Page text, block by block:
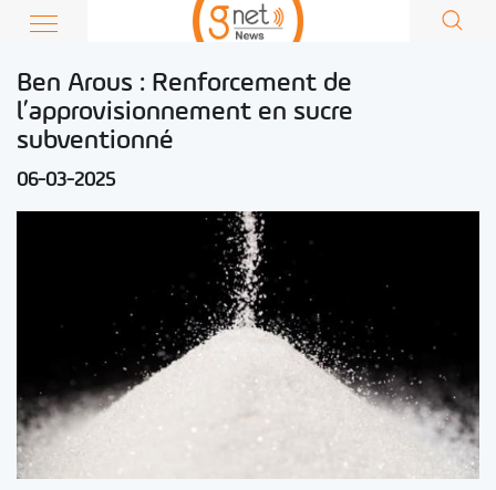
Ben Arous : Renforcement de
l’approvisionnement en sucre
subventionné
06-03-2025